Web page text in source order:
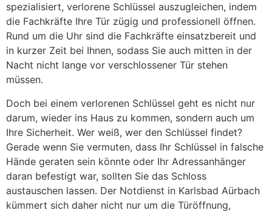
spezialisiert, verlorene Schlüssel auszugleichen, indem
die Fachkräfte Ihre Tür zügig und professionell öffnen.
Rund um die Uhr sind die Fachkräfte einsatzbereit und
in kurzer Zeit bei Ihnen, sodass Sie auch mitten in der
Nacht nicht lange vor verschlossener Tür stehen
müssen.
Doch bei einem verlorenen Schlüssel geht es nicht nur
darum, wieder ins Haus zu kommen, sondern auch um
Ihre Sicherheit. Wer weiß, wer den Schlüssel findet?
Gerade wenn Sie vermuten, dass Ihr Schlüssel in falsche
Hände geraten sein könnte oder Ihr Adressanhänger
daran befestigt war, sollten Sie das Schloss
austauschen lassen. Der Notdienst in Karlsbad Aürbach
kümmert sich daher nicht nur um die Türöffnung,